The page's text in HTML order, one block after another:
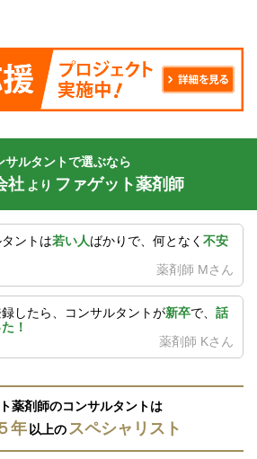
サルタントで選ぶなら
社 より ファゲット薬剤師
ントは若い人ばかりで、何となく 不安
薬剤師 Mさん
したら、コンサルタントが新卒で、 話
！
薬剤師 Kさん
薬剤師のコンサルタントは
年 以上の スペシャリスト